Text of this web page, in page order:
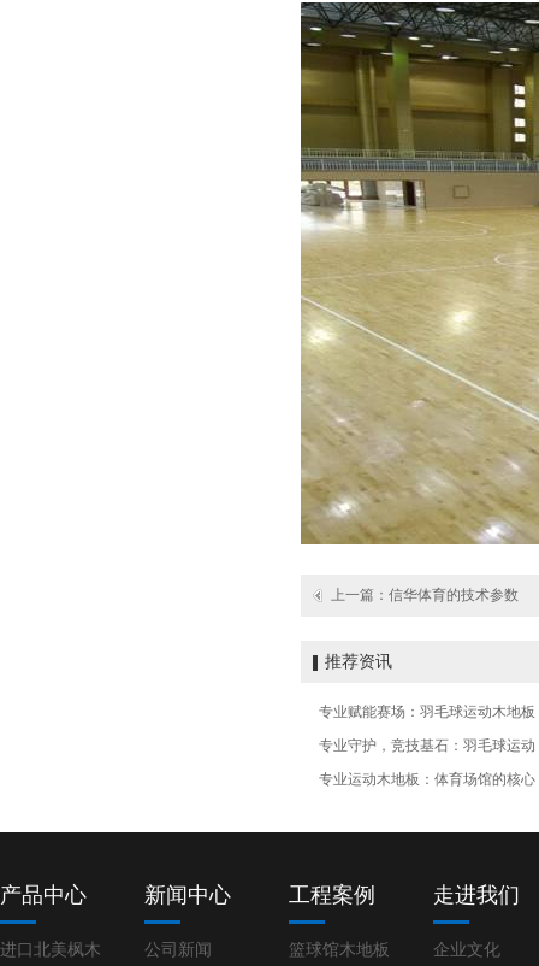
上一篇： 信华体育的技术参数
推荐资讯
专业赋能赛场：羽毛球运动木地板
专业守护，竞技基石：羽毛球运动
专业运动木地板：体育场馆的核心
产品中心
进口北美枫木
新闻中心
公司新闻
工程案例
篮球馆木地板
走进我们
企业文化